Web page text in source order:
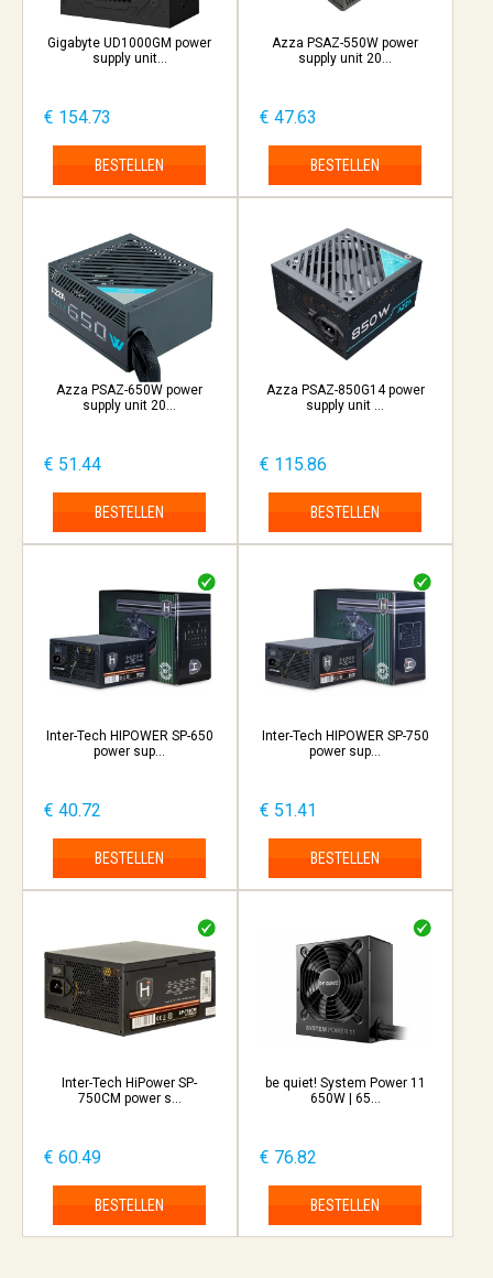
Gigabyte UD1000GM power
supply unit...
€ 154.73
BESTELLEN
Azza PSAZ-550W power
supply unit 20...
€ 47.63
BESTELLEN
Azza PSAZ-650W power
supply unit 20...
€ 51.44
BESTELLEN
Azza PSAZ-850G14 power
supply unit ...
€ 115.86
BESTELLEN
Inter-Tech HIPOWER SP-650
power sup...
€ 40.72
BESTELLEN
Inter-Tech HIPOWER SP-750
power sup...
€ 51.41
BESTELLEN
Inter-Tech HiPower SP-
750CM power s...
€ 60.49
BESTELLEN
be quiet! System Power 11
650W | 65...
€ 76.82
BESTELLEN